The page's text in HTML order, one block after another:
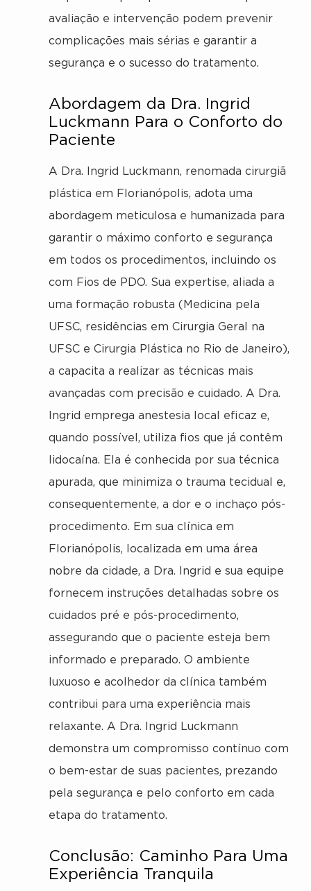
avaliação e intervenção podem prevenir
complicações mais sérias e garantir a
segurança e o sucesso do tratamento.
Abordagem da Dra. Ingrid
Luckmann Para o Conforto do
Paciente
A Dra. Ingrid Luckmann, renomada cirurgiã
plástica em Florianópolis, adota uma
abordagem meticulosa e humanizada para
garantir o máximo conforto e segurança
em todos os procedimentos, incluindo os
com Fios de PDO. Sua expertise, aliada a
uma formação robusta (Medicina pela
UFSC, residências em Cirurgia Geral na
UFSC e Cirurgia Plástica no Rio de Janeiro),
a capacita a realizar as técnicas mais
avançadas com precisão e cuidado. A Dra.
Ingrid emprega anestesia local eficaz e,
quando possível, utiliza fios que já contêm
lidocaína. Ela é conhecida por sua técnica
apurada, que minimiza o trauma tecidual e,
consequentemente, a dor e o inchaço pós-
procedimento. Em sua clínica em
Florianópolis, localizada em uma área
nobre da cidade, a Dra. Ingrid e sua equipe
fornecem instruções detalhadas sobre os
cuidados pré e pós-procedimento,
assegurando que o paciente esteja bem
informado e preparado. O ambiente
luxuoso e acolhedor da clínica também
contribui para uma experiência mais
relaxante. A Dra. Ingrid Luckmann
demonstra um compromisso contínuo com
o bem-estar de suas pacientes, prezando
pela segurança e pelo conforto em cada
etapa do tratamento.
Conclusão: Caminho Para Uma
Experiência Tranquila